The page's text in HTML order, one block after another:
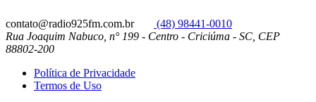
contato@radio925fm.com.br
(48) 98441-0010
Rua Joaquim Nabuco, n° 199 - Centro - Criciúma - SC, CEP
88802-200
Política de Privacidade
Termos de Uso